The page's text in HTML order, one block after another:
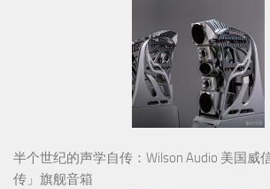
半个世纪的声学自传：Wilson Audio 美国威
传」旗舰音箱